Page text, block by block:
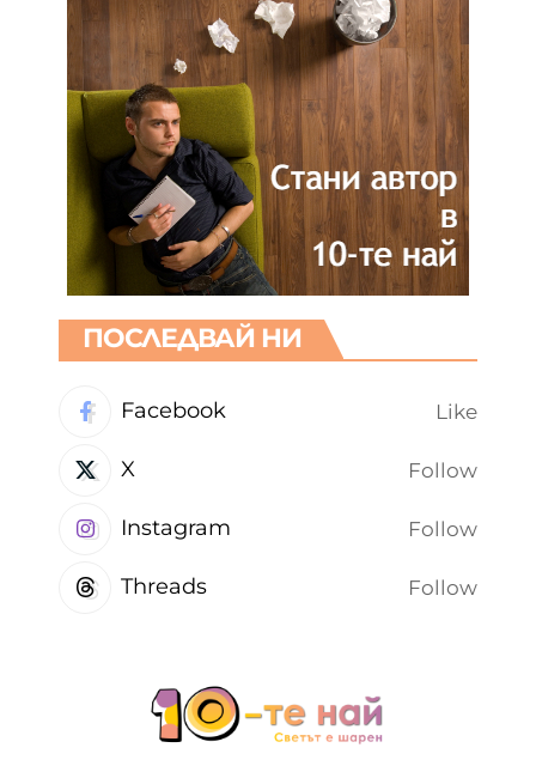
ПОСЛЕДВАЙ НИ
Facebook Like
X Follow
Instagram Follow
Threads Follow